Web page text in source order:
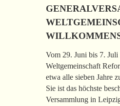
Vom 29. Juni bis 7.
Weltgemeinschaft
etwa alle sieben Jahre
Sie ist das höchste
Versammlung in